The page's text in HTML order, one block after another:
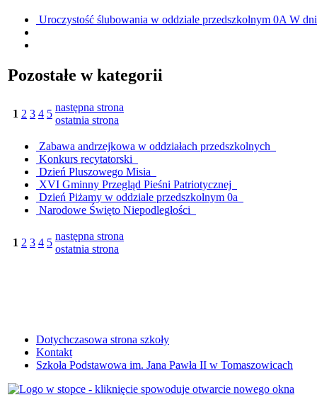
Uroczystość ślubowania w oddziale przedszkolnym 0AW
Pozostałe w kategorii
1 2 3 4 5
następna strona
ostatnia strona
Zabawa andrzejkowa w oddziałach przedszkolnych
Konkurs recytatorski
Dzień Pluszowego Misia
XVI Gminny Przegląd Pieśni Patriotycznej
Dzień Piżamy w oddziale przedszkolnym 0a
Narodowe Święto Niepodległości
1 2 3 4 5
następna strona
ostatnia strona
Dotychczasowa strona szkoły
Kontakt
Szkoła Podstawowa im. Jana Pawła II w Tomaszowicach